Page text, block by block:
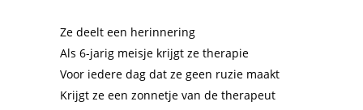
Ze deelt een herinnering
Als 6-jarig meisje krijgt ze therapie
Voor iedere dag dat ze geen ruzie maakt
Krijgt ze een zonnetje van de therapeut